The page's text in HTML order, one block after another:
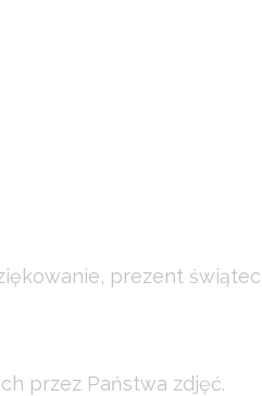
prezent
przez Państwa zdjęć.